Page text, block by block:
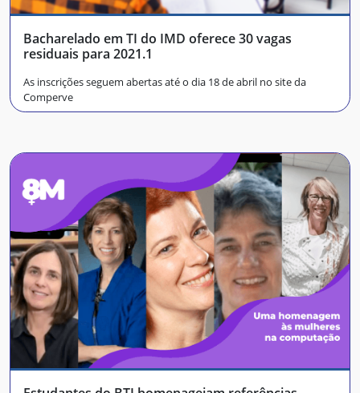
Bacharelado em TI do IMD oferece 30 vagas
residuais para 2021.1
As inscrições seguem abertas até o dia 18 de abril no site da
Comperve